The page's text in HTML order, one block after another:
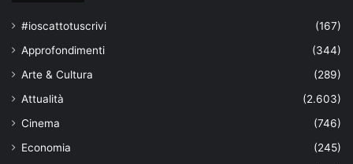
#ioscattotuscrivi
(167)
Approfondimenti
(344)
Arte & Cultura
(289)
Attualità
(2.603)
Cinema
(746)
Economia
(245)